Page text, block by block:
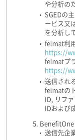
や分析の
SGEDの
ービス又
を分析し
felmat利
https://
felmatプ
https://
送信され
felmatの
ID, リフ
IDおよび
BenefitOne
送信先企